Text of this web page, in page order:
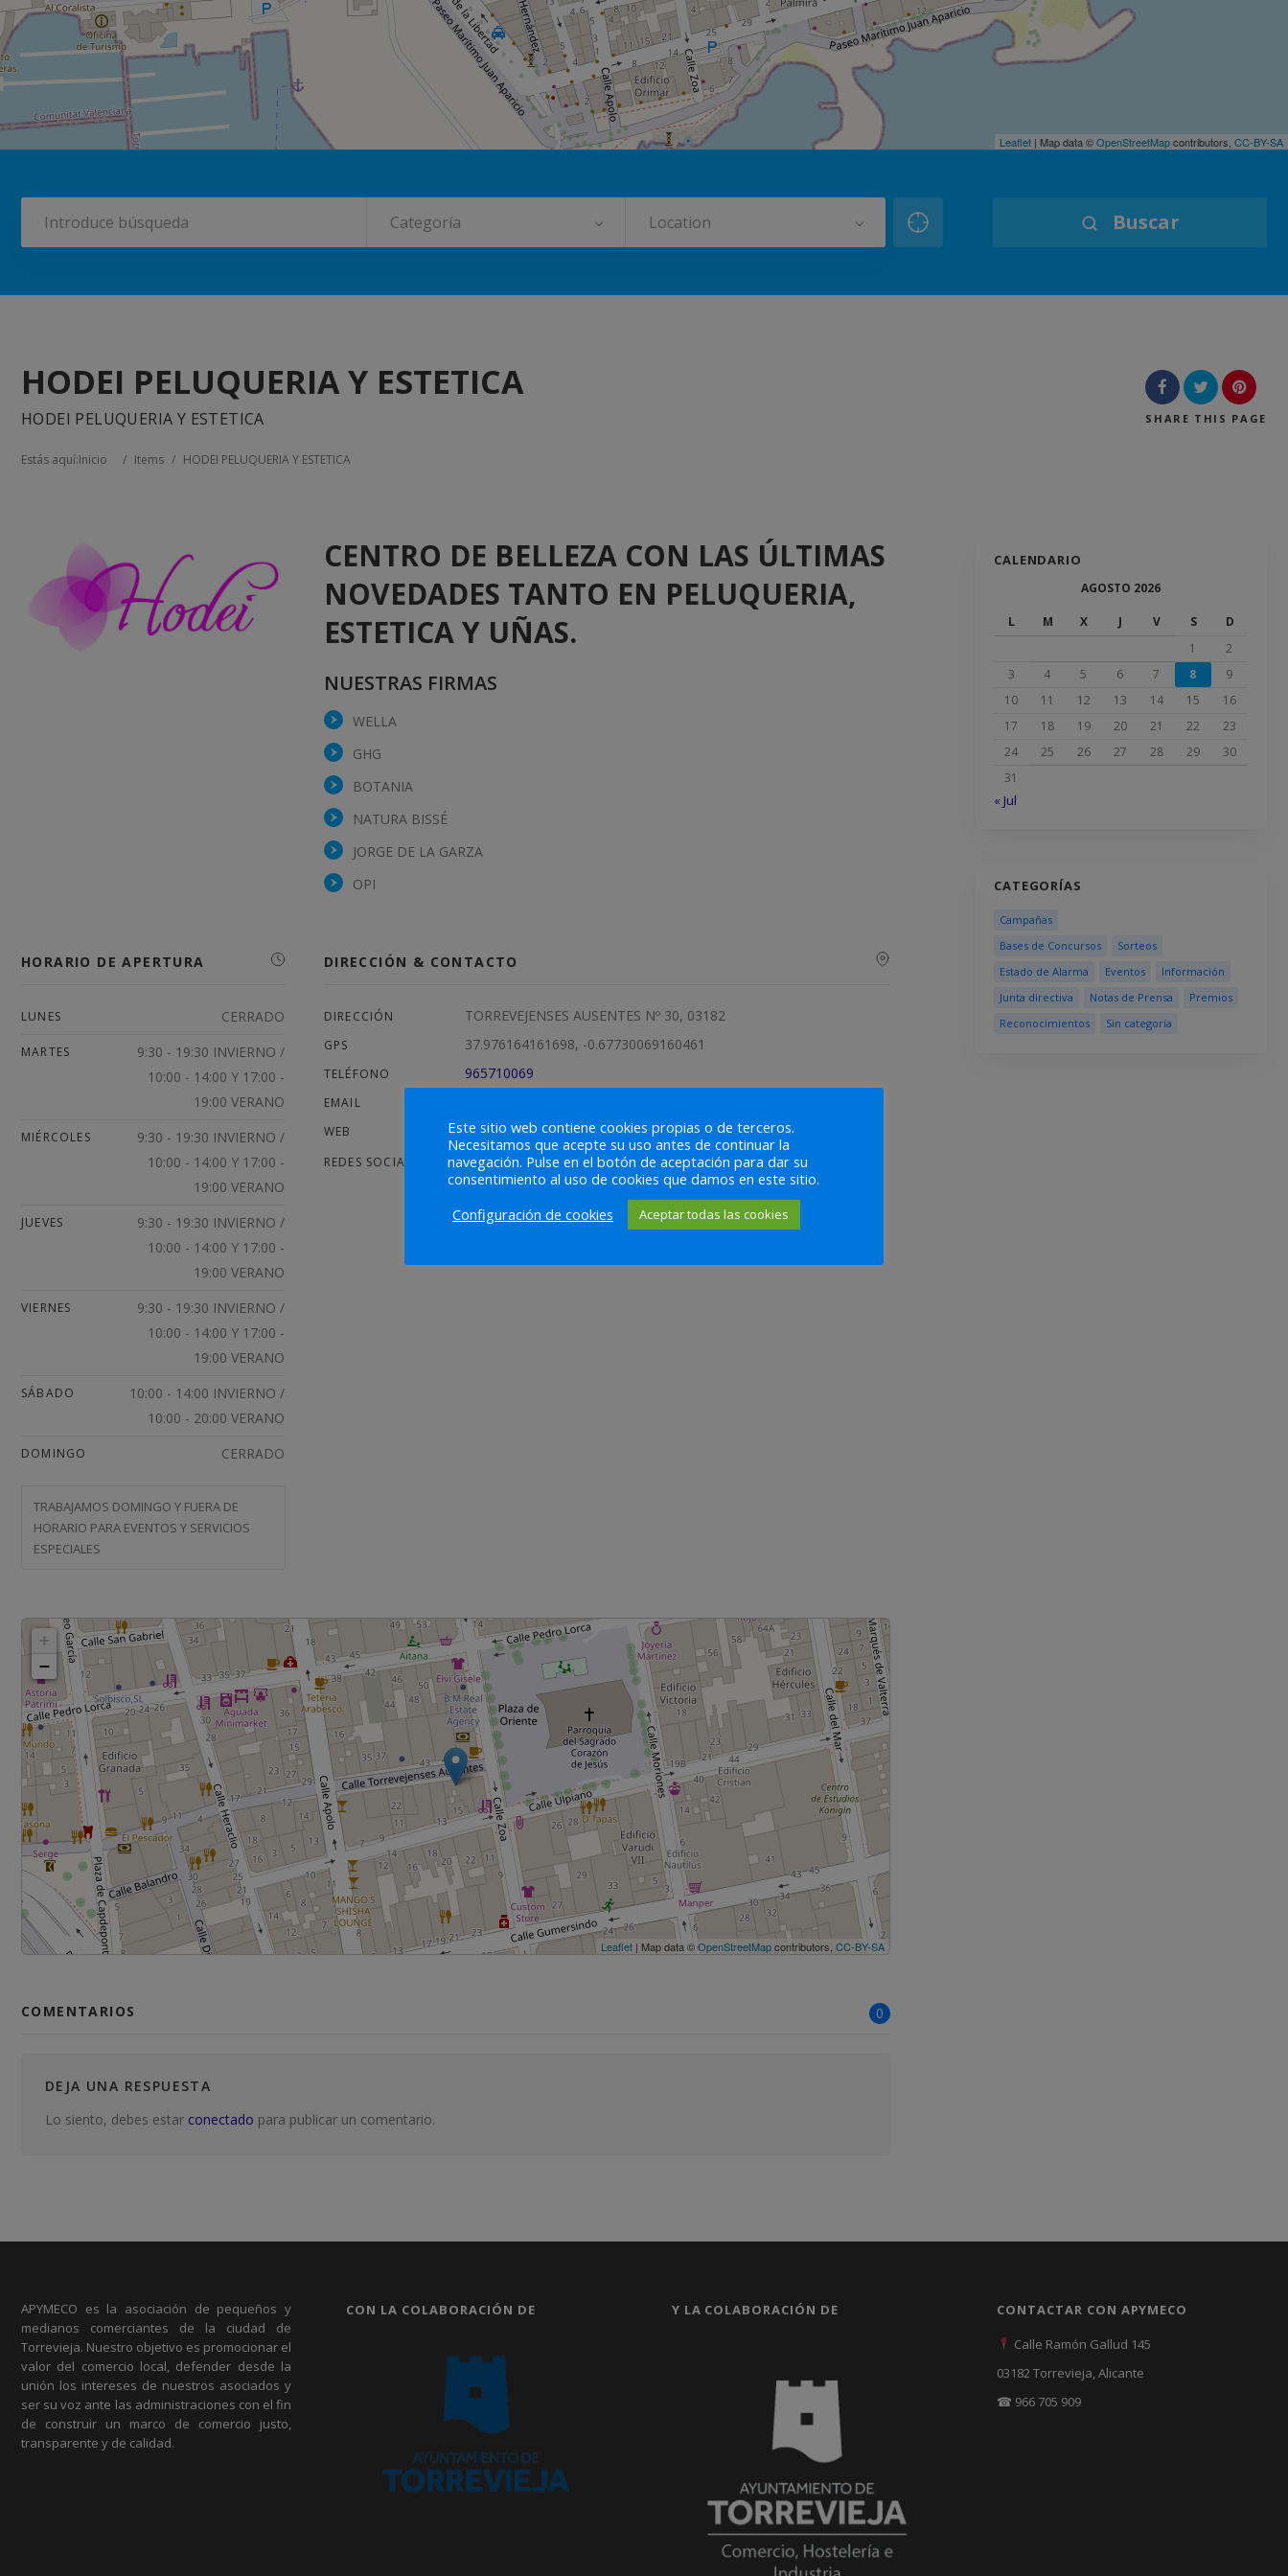
Leaflet | Map data ©OpenStreetMapcontributors, CC-BY-SA
Categoría Location Buscar
HODEI PELUQUERIA Y ESTETICA
HODEI PELUQUERIA Y ESTETICA
Estás aquí:Inicio / Items / HODEI PELUQUERIA Y ESTETICA
SHARE THIS PAGE
CENTRO DE BELLEZA CON LAS ÚLTIMAS
NOVEDADES TANTO EN PELUQUERIA,
ESTETICA Y UÑAS.
NUESTRAS FIRMAS
WELLA
GHG
BOTANIA
NATURA BISSÉ
JORGE DE LA GARZA
OPI
HORARIO DE APERTURA
LUNES CERRADO
MARTES
9:30 - 19:30 INVIERNO /
10:00 - 14:00 Y 17:00 -
19:00 VERANO
MIÉRCOLES
9:30 - 19:30 INVIERNO /
10:00 - 14:00 Y 17:00 -
19:00 VERANO
JUEVES
9:30 - 19:30 INVIERNO /
10:00 - 14:00 Y 17:00 -
19:00 VERANO
VIERNES
9:30 - 19:30 INVIERNO /
10:00 - 14:00 Y 17:00 -
19:00 VERANO
SÁBADO
10:00 - 14:00 INVIERNO /
10:00 - 20:00 VERANO
DOMINGO CERRADO
TRABAJAMOS DOMINGO Y FUERA DE
HORARIO PARA EVENTOS Y SERVICIOS
ESPECIALES
DIRECCIÓN & CONTACTO
DIRECCIÓN TORREVEJENSES AUSENTES Nº 30, 03182
GPS 37.976164161698, -0.67730069160461
TELÉFONO 965710069
EMAIL
WEB -
REDES SOCIALES
+
−
Leaflet | Map data ©OpenStreetMapcontributors,CC-BY-SA
COMENTARIOS 0
DEJA UNA RESPUESTA
Lo siento, debes estar conectado para publicar un comentario.
CALENDARIO
AGOSTO 2026
L M X J V S
D
1
2
3
4 5 6 7 8
9
10
11 12 13 14 15
16
17
18 19 20 21 22
23
24
25 26 27 28 29
30
31
« Jul
CATEGORÍAS
Campañas
Bases de Concursos
Sorteos
Estado de Alarma
Eventos
Información
Junta directiva
Notas de Prensa
Premios
Reconocimientos
Sin categoría
APYMECO es la asociación de pequeños y
medianos comerciantes de la ciudad de
Torrevieja. Nuestro objetivo es promocionar el
valor del comercio local, defender desde la
unión los intereses de nuestros asociados y
ser su voz ante las administraciones con el fin
de construir un marco de comercio justo,
transparente y de calidad.
CON LA COLABORACIÓN DE Y LA COLABORACIÓN DE
CONTACTAR CON APYMECO
Calle Ramón Gallud 145
03182 Torrevieja, Alicante
☎ 966 705 909
Este sitio web contiene cookies propias o de terceros.
Necesitamos que acepte su uso antes de continuar la
navegación. Pulse en el botón de aceptación para dar su
consentimiento al uso de cookies que damos en este sitio.
Configuración de cookies
Aceptar todas las cookies